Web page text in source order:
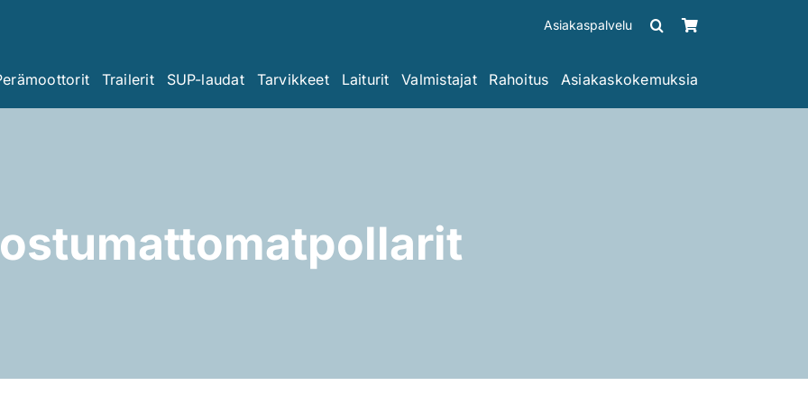
Asiakaspalvelu
Trailerit SUP-laudat Tarvikkeet Laiturit Valmistajat Rahoitus Asiakaskokemuksia